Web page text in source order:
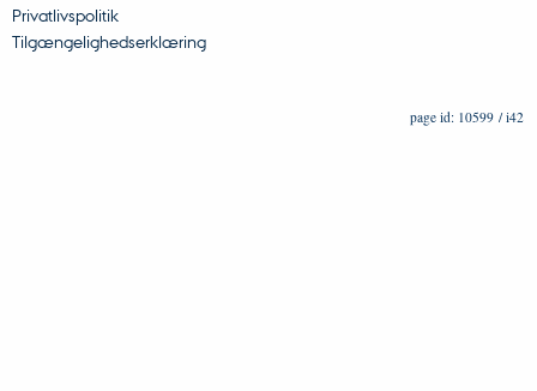
Privatlivspolitik
Tilgængelighedserklæring
10599 / i42